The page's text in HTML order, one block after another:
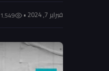
فبراير 7, 2024 • 1٬549 مشاهدة